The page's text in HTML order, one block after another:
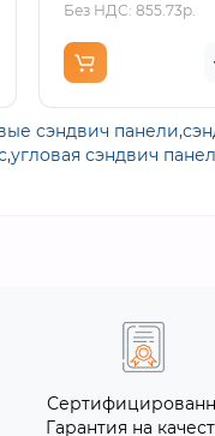
Без НДС: 855.73р.
сэндвич панели,
,угловая сэндвич
Гарантия на